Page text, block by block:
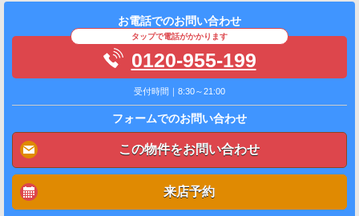
お電話でのお問い合わせ
タップで電話がかかります
0120-955-199
受付時間｜8:30～21:00
フォームでのお問い合わせ
この物件をお問い合わせ
来店予約